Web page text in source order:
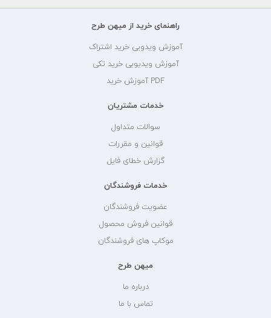
راهنمای خرید از میهن طرح
آموزش ویدویی خرید اشتراک
آموزش ویدیویی خرید تکی
PDF آموزش خرید
خدمات مشتریان
سوالات متداول
قوانین و مقررات
گزارش خطای فایل
خدمات فروشندگان
عضویت فروشندگان
قوانین فروش محصول
موکاپ های فروشندگان
میهن طرح
درباره ما
تماس با ما